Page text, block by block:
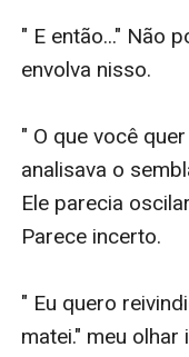
" E então..." Não
envolva nisso.
" O que você
analisava o
Ele parecia
Parece incerto.
" Eu quero
matei." meu